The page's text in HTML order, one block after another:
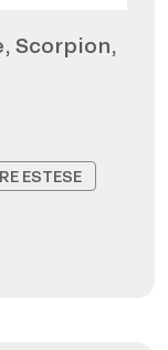
Scorpion,
ESTESE